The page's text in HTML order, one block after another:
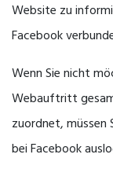
Website zu
Facebook
Wenn Sie nicht
Webauftritt
zuordnet, müssen
bei Facebook